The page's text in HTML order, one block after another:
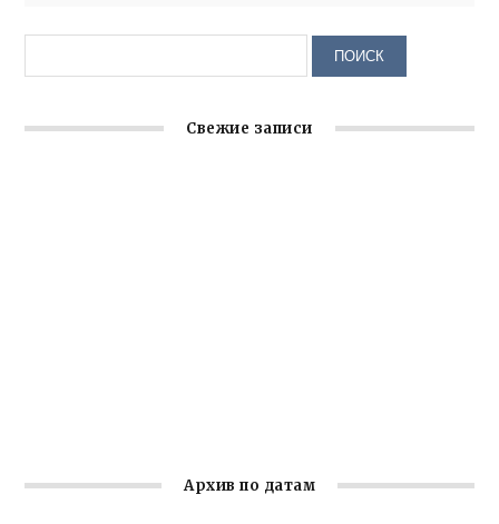
Свежие записи
Архив по датам